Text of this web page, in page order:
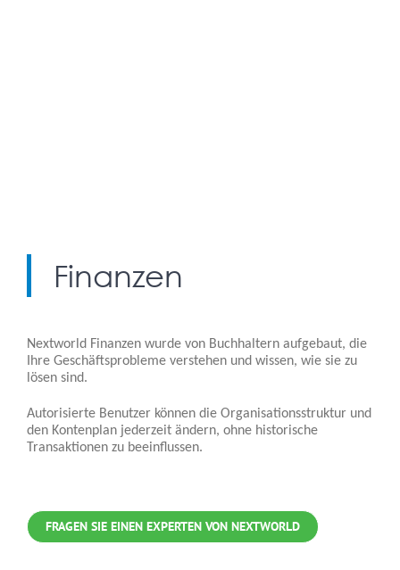
Finanzen
Nextworld Finanzen wurde von Buchhaltern aufgebaut, die
Ihre Geschäftsprobleme verstehen und wissen, wie sie zu
lösen sind.
Autorisierte Benutzer können die Organisationsstruktur und
den Kontenplan jederzeit ändern, ohne historische
Transaktionen zu beeinflussen.
FRAGEN SIE EINEN EXPERTEN VON NEXTWORLD